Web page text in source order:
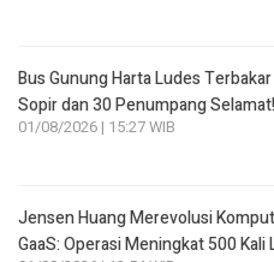
Bus Gunung Harta Ludes
Sopir dan 30 Penumpang Selamat!
01/08/2026 | 15:27 WIB
Jensen Huang Merevolusi
GaaS: Operasi Meningkat 500 Kali